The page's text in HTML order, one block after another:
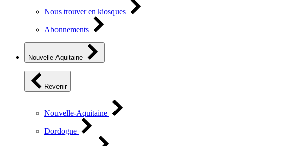
Nous trouver en kiosques
Abonnements
Nouvelle-Aquitaine
Revenir
Nouvelle-Aquitaine
Dordogne